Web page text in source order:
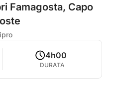
Famagosta, Capo
4h00
DURATA